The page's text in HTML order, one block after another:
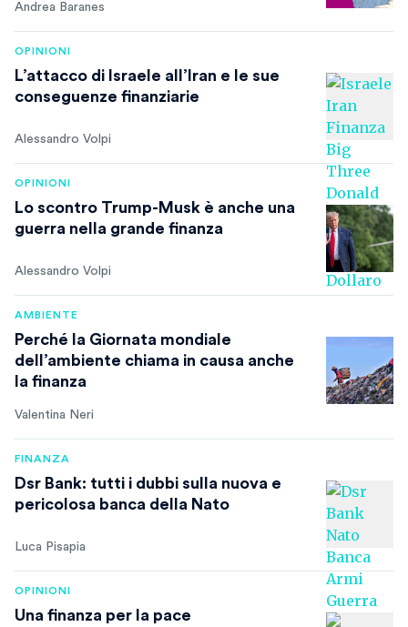
Andrea Baranes
OPINIONI
L’attacco di Israele all’Iran e le sue
conseguenze finanziarie
Alessandro Volpi
OPINIONI
Lo scontro Trump-Musk è anche una
guerra nella grande finanza
Alessandro Volpi
AMBIENTE
Perché la Giornata mondiale
dell’ambiente chiama in causa anche
la finanza
Valentina Neri
FINANZA
Dsr Bank: tutti i dubbi sulla nuova e
pericolosa banca della Nato
Luca Pisapia
OPINIONI
Una finanza per la pace